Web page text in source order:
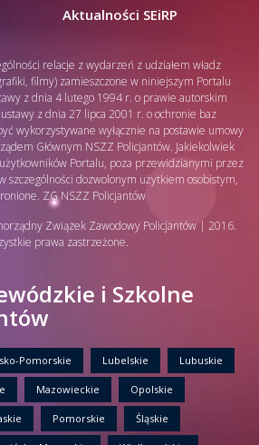
Aktualności SEiRP
relacje z wydarzeń z udziałem władz
filmy) zamieszczone w niniejszym Portalu
z dnia 4 lutego 1994 r. o prawie autorskim
z dnia 27 lipca 2001 r. o ochronie baz
wykorzystywane wyłącznie na postawie umowy
Głównym NSZZ Policjantów. Jakiekolwiek
Portalu, poza przewidzianymi przez
szczególności dozwolonym użytkiem osobistym,
ZG NSZZ Policjantów
Związek Zawodowy Policjantów | 2016.
prawa zastrzeżone.
i Szkolne
Pomorskie Lubelskie Lubuskie
Mazowieckie Opolskie
Pomorskie Śląskie